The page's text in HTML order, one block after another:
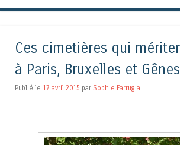
Ces cimetières qui
à Paris, Bruxelles et Gênes
Publié le 17 avril 2015 par Sophie Farrugia